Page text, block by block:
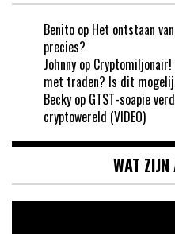
Benito op Het ontstaan
precies?
Johnny op Cryptomiljonair!
met traden? Is dit
Becky op GTST-soapie
cryptowereld (VIDEO)
WAT